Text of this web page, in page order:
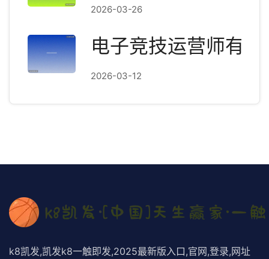
2026-03-26
电子竞技运营师有
2026-03-12
k8凯发,凯发k8一触即发,2025最新版入口,官网,登录,网址